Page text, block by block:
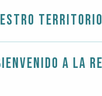
a la